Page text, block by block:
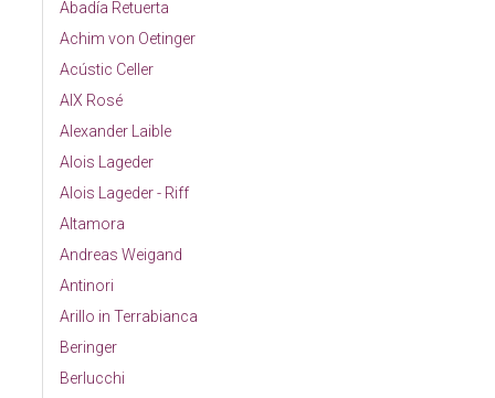
Abadía Retuerta
Achim von Oetinger
Acústic Celler
AIX Rosé
Alexander Laible
Alois Lageder
Alois Lageder - Riff
Altamora
Andreas Weigand
Antinori
Arillo in Terrabianca
Beringer
Berlucchi